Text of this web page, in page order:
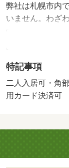
弊社は札幌市内
いません。わざ
案内フットワー
お待ちしており
「来店不要のオ
「総合仲介」と
載物件も全てご
特記事項
二人入居可・角
用カード決済可